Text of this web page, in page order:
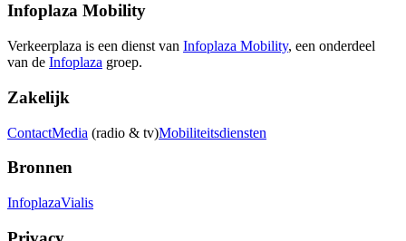
Infoplaza Mobility
Verkeerplaza is een dienst van Infoplaza Mobility, een onderdeel
van de Infoplaza groep.
Zakelijk
ContactMedia (radio & tv)Mobiliteitsdiensten
Bronnen
InfoplazaVialis